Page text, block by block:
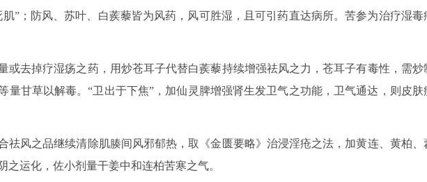
”；防风、苏叶、白蒺藜皆为风药，风可胜湿，且可引药直达病所。苦参为治疗湿毒
或去掉疗湿疡之药，用炒苍耳子代替白蒺藜持续增强祛风之力，苍耳子有毒性，需炒
量甘草以解毒。“卫出于下焦”，加仙灵脾增强肾生发卫气之功能，卫气通达，则皮肤
祛风之品继续清除肌腠间风邪郁热，取《金匮要略》治浸淫疮之法，加黄连、黄柏、
之运化，佐小剂量干姜中和连柏苦寒之气。